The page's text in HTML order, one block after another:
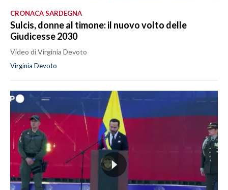
CRONACA SARDEGNA
Sulcis, donne al timone: il nuovo volto delle
Giudicesse 2030
Video di Virginia Devoto
Virginia Devoto